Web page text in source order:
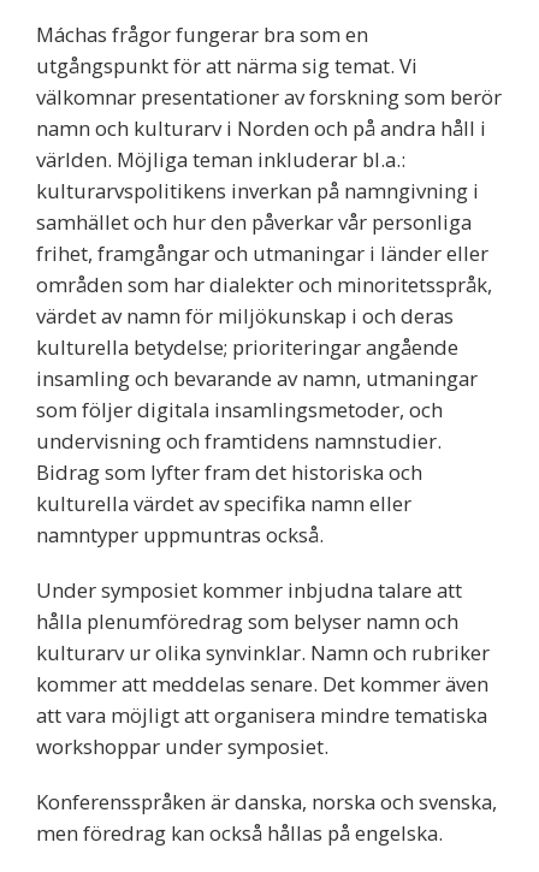
Máchas frågor fungerar bra som en
utgångspunkt för att närma sig temat. Vi
välkomnar presentationer av forskning som berör
namn och kulturarv i Norden och på andra håll i
världen. Möjliga teman inkluderar bl.a.:
kulturarvspolitikens inverkan på namngivning i
samhället och hur den påverkar vår personliga
frihet, framgångar och utmaningar i länder eller
områden som har dialekter och minoritetsspråk,
värdet av namn för miljökunskap i och deras
kulturella betydelse; prioriteringar angående
insamling och bevarande av namn, utmaningar
som följer digitala insamlingsmetoder, och
undervisning och framtidens namnstudier.
Bidrag som lyfter fram det historiska och
kulturella värdet av specifika namn eller
namntyper uppmuntras också.
Under symposiet kommer inbjudna talare att
hålla plenumföredrag som belyser namn och
kulturarv ur olika synvinklar. Namn och rubriker
kommer att meddelas senare. Det kommer även
att vara möjligt att organisera mindre tematiska
workshoppar under symposiet.
Konferensspråken är danska, norska och svenska,
men föredrag kan också hållas på engelska.